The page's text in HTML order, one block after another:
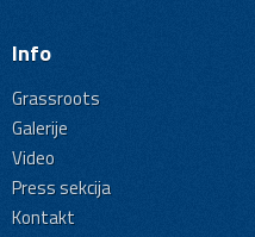
Info
Grassroots
Galerije
Video
Press sekcija
Kontakt